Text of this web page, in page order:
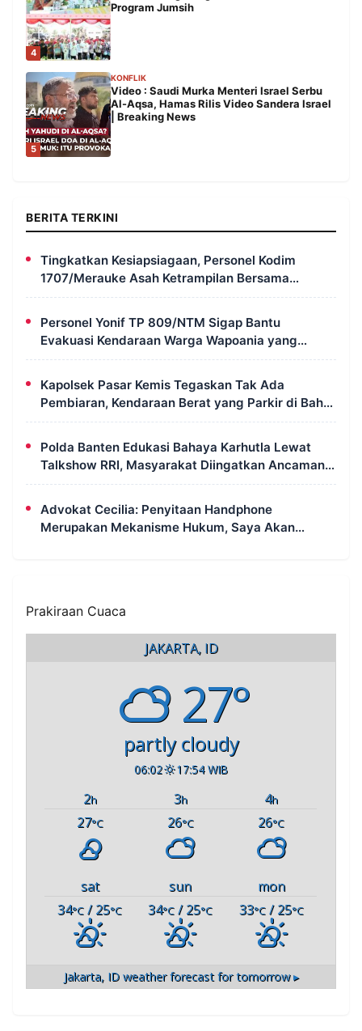
4
Program Jumsih
5
KONFLIK
Video : Saudi Murka Menteri Israel Serbu
Al-Aqsa, Hamas Rilis Video Sandera Israel
| Breaking News
BERITA TERKINI
Tingkatkan Kesiapsiagaan, Personel Kodim
1707/Merauke Asah Ketrampilan Bersama
Petugas Damkar
Personel Yonif TP 809/NTM Sigap Bantu
Evakuasi Kendaraan Warga Wapoania yang
Terperosok ke Jurang
Kapolsek Pasar Kemis Tegaskan Tak Ada
Pembiaran, Kendaraan Berat yang Parkir di Bahu
Jalan Langsung Ditertibkan
Polda Banten Edukasi Bahaya Karhutla Lewat
Talkshow RRI, Masyarakat Diingatkan Ancaman
Pidana Pembakaran Lahan
Advokat Cecilia: Penyitaan Handphone
Merupakan Mekanisme Hukum, Saya Akan
Prakiraan Cuaca
JAKARTA, ID
27°
partly cloudy
06:02 17:54 WIB
2h 3h 4h
27°C 26°C 26°C
sat sun
mon
34°C / 25°C 34°C / 25°C 33°C/ 25°C
Jakarta, IDweather forecast for tomorrow ▸